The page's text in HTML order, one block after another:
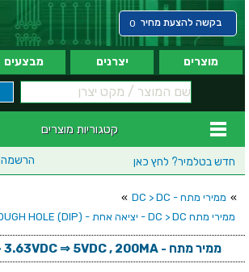
בקשה להצעת מחיר 0
מוצרים יצרנים מבצעים
קטגוריות מוצרים
חדש בטלמיר? לחץ כאן הרשמה
» ממירי מתח - DC > DC
»
ממירי מתח DC > DC - יציאה אחת - (THROUGH HOLE (DIP
ממיר מתח - 1W , 2.97VDC ~ 3.63VDC ⇒ 5VDC , 200MA